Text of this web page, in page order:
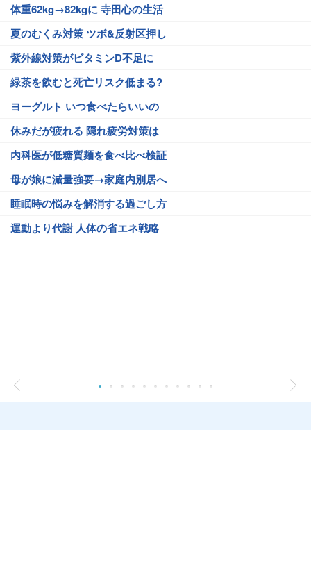
体重62kg→82kgに 寺田心の生活
夏のむくみ対策 ツボ&反射区押し
紫外線対策がビタミンD不足に
緑茶を飲むと死亡リスク低まる?
ヨーグルト いつ食べたらいいの
休みだが疲れる 隠れ疲労対策は
内科医が低糖質麺を食べ比べ検証
母が娘に減量強要→家庭内別居へ
睡眠時の悩みを解消する過ごし方
運動より代謝 人体の省エネ戦略